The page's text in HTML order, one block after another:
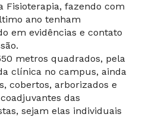
Fisioterapia, fazendo com
ano tenham
em evidências e contato
metros quadrados, pela
clínica no campus, ainda
cobertos, arborizados e
das
sejam elas individuais